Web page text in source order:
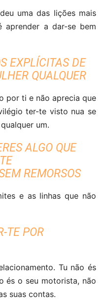
uma das lições mais
aprender a dar-se bem
EXPLÍCITAS DE
QUALQUER
por ti e não aprecia que
ter-te visto nua se
um.
ALGO QUE
REMORSOS
e as linhas que não
TE POR
Tu não és
és o seu motorista, não
suas contas.